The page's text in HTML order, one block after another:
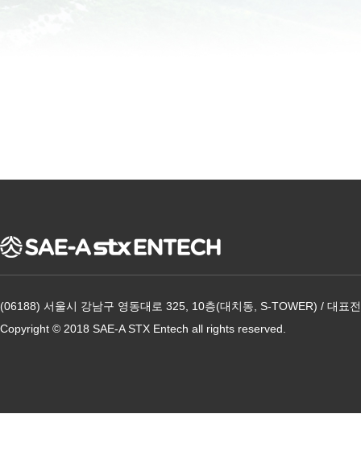
(06188) 서울시 강남구 영동대로 325, 10층(대치동, S-TOWER) / 대표
Copyright © 2018 SAE-A STX Entech all rights reserved.